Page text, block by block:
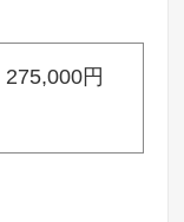
275,000円